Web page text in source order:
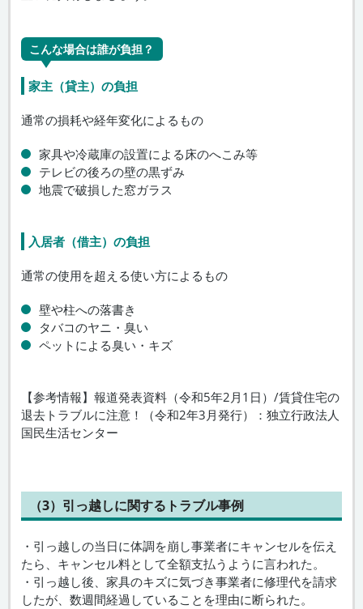
こんな場合は誰が負担？
家主（貸主）の負担
通常の損耗や経年変化によるもの
家具や冷蔵庫の設置による床のへこみ等
テレビの後ろの壁の黒ずみ
地震で破損した窓ガラス
入居者（借主）の負担
通常の使用を超える使い方によるもの
壁や柱への落書き
タバコのヤニ・臭い
ペットによる臭い・キズ
【参考情報】報道発表資料（令和5年2月1日）/賃貸住宅の
退去トラブルに注意！（令和2年3月発行）：独立行政法人
国民生活センター
（3）引っ越しに関するトラブル事例
・引っ越しの当日に体調を崩し事業者にキャンセルを伝え
たら、キャンセル料として全額支払うように言われた。
・引っ越し後、家具のキズに気づき事業者に修理代を請求
したが、数週間経過していることを理由に断られた。